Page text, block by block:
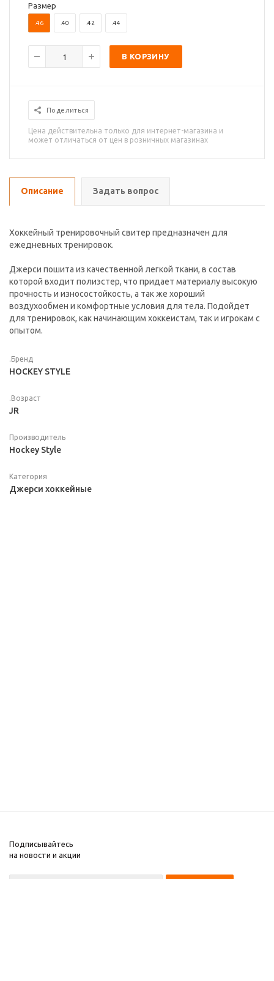
Размер
.46 .40 .42 .44
В КОРЗИНУ
Поделиться
Цена действительна только для интернет-магазина и
может отличаться от цен в розничных магазинах
Описание Задать вопрос
Хоккейный тренировочный свитер предназначен для
ежедневных тренировок.
Джерси пошита из качественной легкой ткани, в состав
которой входит полиэстер, что придает материалу высокую
прочность и износостойкость, а так же хороший
воздухообмен и комфортные условия для тела. Подойдет
для тренировок, как начинающим хоккеистам, так и игрокам с
опытом.
.Бренд
HOCKEY STYLE
.Возраст
JR
Производитель
Hockey Style
Категория
Джерси хоккейные
Подписывайтесь
на новости и акции